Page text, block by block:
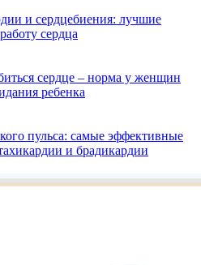
и сердцебиения: лучшие
сердца
сердце – норма у женщин
ребенка
пульса: самые эффективные
и брадикардии